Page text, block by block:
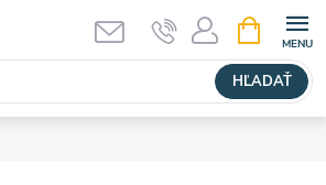
HĽADAŤ
KOŠÍK